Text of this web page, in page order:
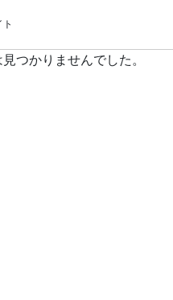
つかりませんでした。